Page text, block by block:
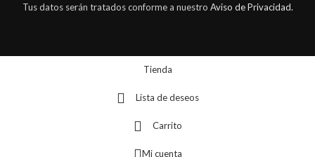
Tus datos serán tratados conforme a nuestro Aviso de Privacidad.
Tienda
Lista de deseos
Carrito
Mi cuenta